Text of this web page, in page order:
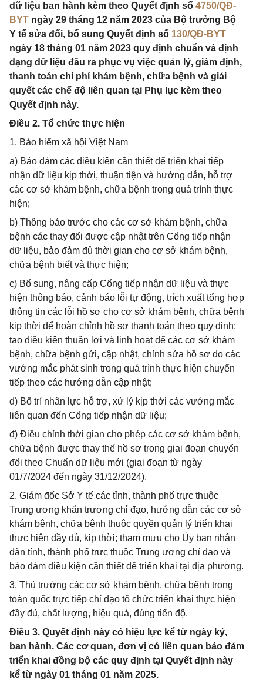
dữ liệu ban hành kèm theo Quyết định số 4750/QĐ-
BYT ngày 29 tháng 12 năm 2023 của Bộ trưởng Bộ
Y tế sửa đổi, bổ sung Quyết định số 130/QĐ-BYT
ngày 18 tháng 01 năm 2023 quy định chuẩn và định
dạng dữ liệu đầu ra phục vụ việc quản lý, giám định,
thanh toán chi phí khám bệnh, chữa bệnh và giải
quyết các chế độ liên quan tại Phụ lục kèm theo
Quyết định này.
Điều 2. Tổ chức thực hiện
1. Bảo hiểm xã hội Việt Nam
a) Bảo đảm các điều kiện cần thiết để triển khai tiếp
nhận dữ liệu kịp thời, thuận tiện và hướng dẫn, hỗ trợ
các cơ sở khám bệnh, chữa bệnh trong quá trình thực
hiện;
b) Thông báo trước cho các cơ sở khám bệnh, chữa
bệnh các thay đổi được cập nhật trên Cổng tiếp nhận
dữ liệu, bảo đảm đủ thời gian cho cơ sở khám bệnh,
chữa bệnh biết và thực hiện;
c) Bổ sung, nâng cấp Cổng tiếp nhận dữ liệu và thực
hiện thông báo, cảnh báo lỗi tự động, trích xuất tổng hợp
thông tin các lỗi hồ sơ cho cơ sở khám bệnh, chữa bệnh
kịp thời để hoàn chỉnh hồ sơ thanh toán theo quy định;
tạo điều kiện thuận lợi và linh hoạt để các cơ sở khám
bệnh, chữa bệnh gửi, cập nhật, chỉnh sửa hồ sơ do các
vướng mắc phát sinh trong quá trình thực hiện chuyển
tiếp theo các hướng dẫn cập nhật;
d) Bố trí nhân lực hỗ trợ, xử lý kịp thời các vướng mắc
liên quan đến Cổng tiếp nhận dữ liệu;
đ) Điều chỉnh thời gian cho phép các cơ sở khám bệnh,
chữa bệnh được thay thế hồ sơ trong giai đoạn chuyển
đổi theo Chuẩn dữ liệu mới (giai đoạn từ ngày
01/7/2024 đến ngày 31/12/2024).
2. Giám đốc Sở Y tế các tỉnh, thành phố trực thuộc
Trung ương khẩn trương chỉ đạo, hướng dẫn các cơ sở
khám bệnh, chữa bệnh thuộc quyền quản lý triển khai
thực hiện đầy đủ, kịp thời; tham mưu cho Ủy ban nhân
dân tỉnh, thành phố trực thuộc Trung ương chỉ đạo và
bảo đảm điều kiện cần thiết để triển khai tại địa phương.
3. Thủ trưởng các cơ sở khám bệnh, chữa bệnh trong
toàn quốc trực tiếp chỉ đạo tổ chức triển khai thực hiện
đầy đủ, chất lượng, hiệu quả, đúng tiến độ.
Điều 3. Quyết định này có hiệu lực kể từ ngày ký,
ban hành. Các cơ quan, đơn vị có liên quan bảo đảm
triển khai đồng bộ các quy định tại Quyết định này
kể từ ngày 01 tháng 01 năm 2025.